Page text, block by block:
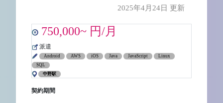
2025年4月24日 更新
750,000~ 円/月
派遣
Android AWS iOS Java JavaScript
Linux
SQL
中野駅
契約期間